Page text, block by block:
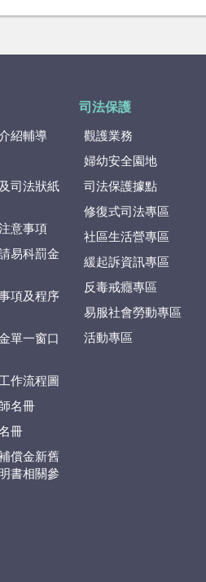
紹輔導
司法狀紙
意事項
易科罰金
項及程序
單一窗口
作流程圖
名冊
冊
償金新舊
書相關參
司法保護
觀護業務
婦幼安全園地
司法保護據點
修復式司法專區
社區生活營專區
緩起訴資訊專區
反毒戒癮專區
易服社會勞動專區
活動專區